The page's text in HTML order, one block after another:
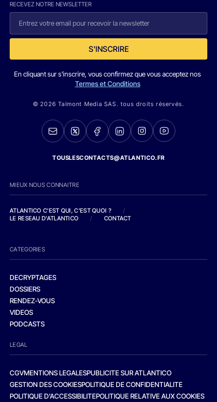
RECEVEZ NOTRE NEWSLETTER
S'INSCRIRE
En cliquant sur s'inscrire, vous confirmez que vous acceptez nos
Termes et Conditions
© 2026 Talmont Media SAS. tous droits réservés.
TOUSLESCONTACTS@ATLANTICO.FR
MIEUX NOUS CONNAITRE
ATLANTICO C'EST QUI, C'EST QUOI ?
/
LE RESEAU D'ATLANTICO
/ CONTACT
CATEGORIES
DECRYPTAGES
DOSSIERS
RENDEZ-VOUS
VIDEOS
PODCASTS
LEGAL
CGVMENTIONS LEGALESPUBLICITE SUR ATLANTICO
GESTION DES COOKIESPOLITIQUE DE CONFIDENTIALITE
POLITIQUE D’ACCESSIBILITEPOLITIQUE RELATIVE AUX COOKIES